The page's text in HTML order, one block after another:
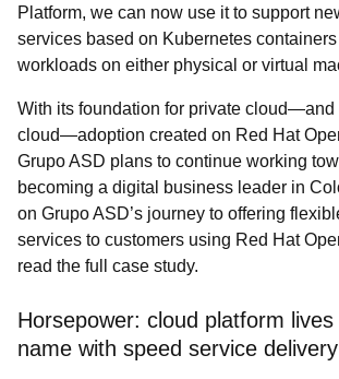
Platform, we can now use it to support
services based on Kubernetes
workloads on either physical or virtual
With its foundation for private cloud—and
cloud—adoption created on Red Hat
Grupo ASD plans to continue working
becoming a digital business leader in
on Grupo ASD’s journey to offering
services to customers using Red Hat
read the full case study.
Horsepower: cloud platform
name with speed service delivery